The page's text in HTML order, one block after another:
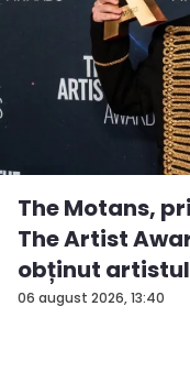
06 august 2026, 13:40
The Motans,
The Artist
obținut artistul